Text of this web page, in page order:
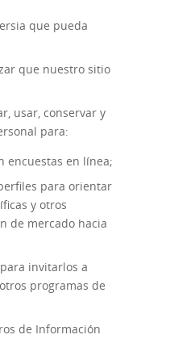
que pueda
que nuestro sitio
usar, conservar y
para:
encuestas en línea;
para orientar
y otros
de mercado hacia
invitarlos a
programas de
de Información